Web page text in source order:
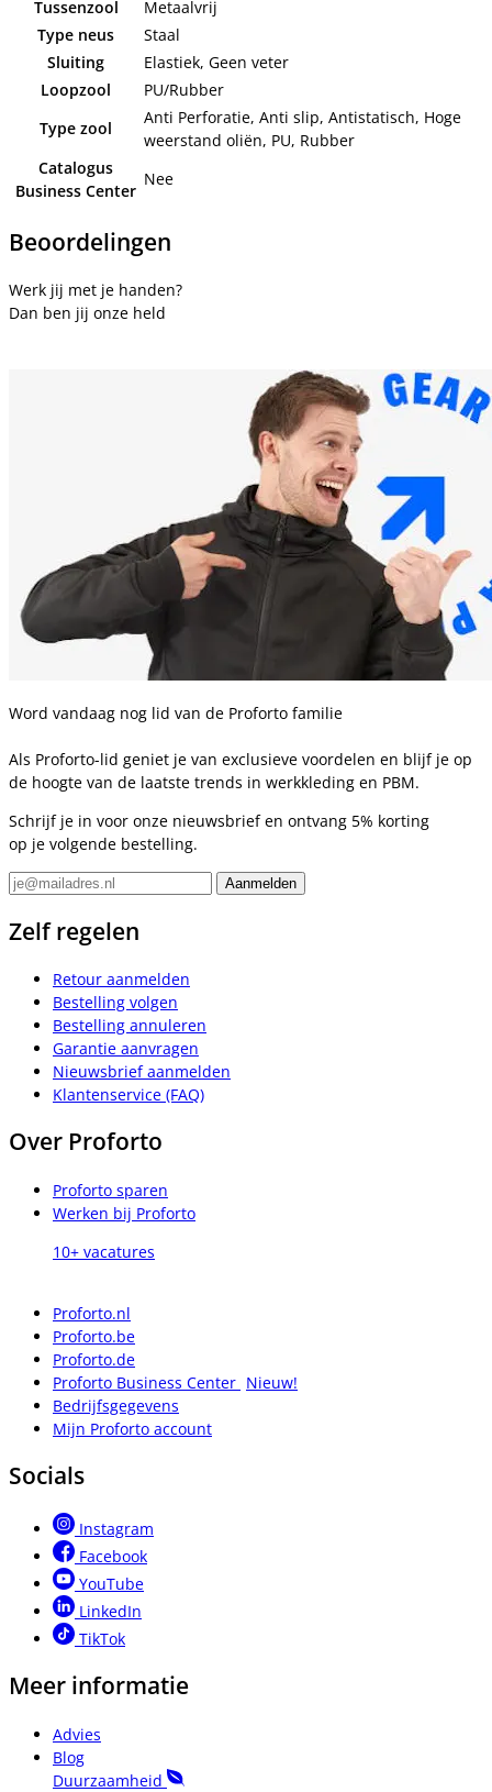
Tussenzool
Metaalvrij
Type neus
Staal
Sluiting
Elastiek, Geen veter
Loopzool
PU/Rubber
Type zool
Anti Perforatie, Anti slip, Antistatisch, Hoge
weerstand oliën, PU, Rubber
Catalogus
Business Center
Nee
Beoordelingen
Werk jij met je handen?
Dan ben jij onze held
Word vandaag nog lid van de Proforto familie
Als Proforto-lid geniet je van exclusieve voordelen en blijf je op
de hoogte van de laatste trends in werkkleding en PBM.
Schrijf je in voor onze nieuwsbrief en ontvang 5% korting
op je volgende bestelling.
Zelf regelen
Retour aanmelden
Bestelling volgen
Bestelling annuleren
Garantie aanvragen
Nieuwsbrief aanmelden
Klantenservice (FAQ)
Over Proforto
Proforto sparen
Werken bij Proforto
10+ vacatures
Proforto.nl
Proforto.be
Proforto.de
Proforto Business Center Nieuw!
Bedrijfsgegevens
Mijn Proforto account
Socials
Instagram
Facebook
YouTube
LinkedIn
TikTok
Meer informatie
Advies
Blog
Duurzaamheid